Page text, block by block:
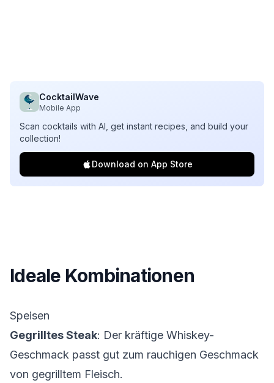
CocktailWave
Mobile App
Scan cocktails with AI, get instant recipes, and build your
collection!
Download on App Store
Ideale Kombinationen
Speisen
Gegrilltes Steak: Der kräftige Whiskey-
Geschmack passt gut zum rauchigen Geschmack
von gegrilltem Fleisch.